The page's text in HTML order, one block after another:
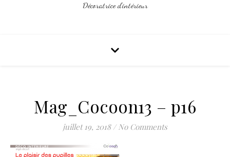
Décoratrice d'intérieur
Mag_Cocoon13 – p16
juillet 19, 2018 / No Comments